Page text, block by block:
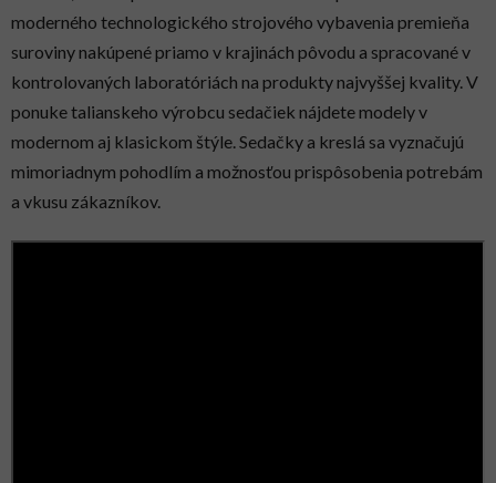
moderného technologického strojového vybavenia premieňa
suroviny nakúpené priamo v krajinách pôvodu a spracované v
kontrolovaných laboratóriách na produkty najvyššej kvality. V
ponuke talianskeho výrobcu sedačiek nájdete modely v
modernom aj klasickom štýle. Sedačky a kreslá sa vyznačujú
mimoriadnym pohodlím a možnosťou prispôsobenia potrebám
a vkusu zákazníkov.